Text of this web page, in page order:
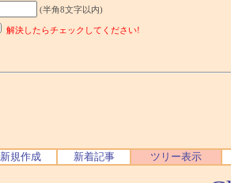
(半角8文字以内)
解決したらチェックしてください!
新規作成 新着記事 ツリー表示